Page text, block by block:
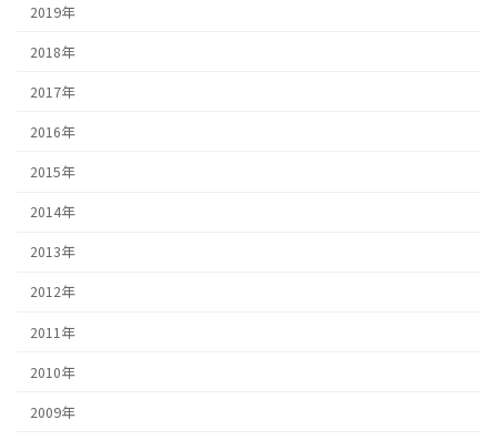
2019年
2018年
2017年
2016年
2015年
2014年
2013年
2012年
2011年
2010年
2009年